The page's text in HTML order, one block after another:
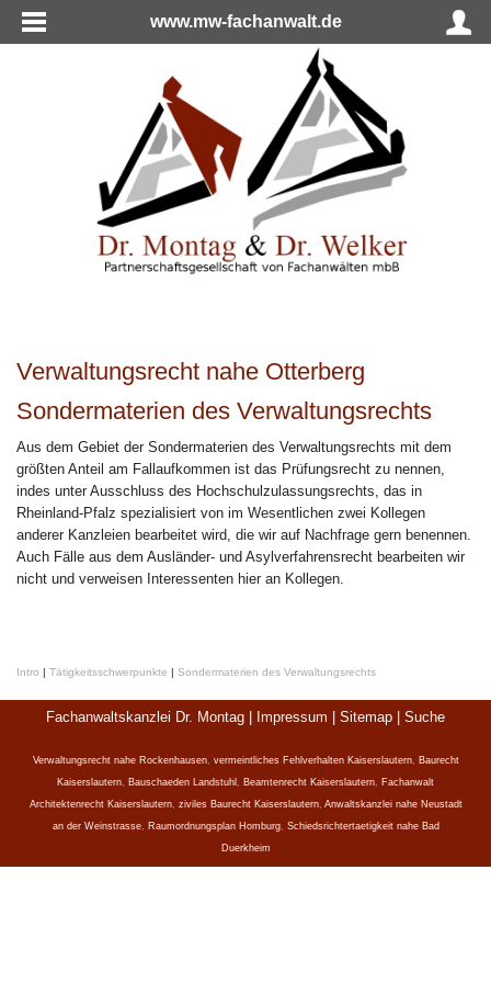
www.mw-fachanwalt.de
Verwaltungsrecht nahe Otterberg
Sondermaterien des Verwaltungsrechts
Aus dem Gebiet der Sondermaterien des Verwaltungsrechts mit dem
größten Anteil am Fallaufkommen ist das Prüfungsrecht zu nennen,
indes unter Ausschluss des Hochschulzulassungsrechts, das in
Rheinland-Pfalz spezialisiert von im Wesentlichen zwei Kollegen
anderer Kanzleien bearbeitet wird, die wir auf Nachfrage gern benennen.
Auch Fälle aus dem Ausländer- und Asylverfahrensrecht bearbeiten wir
nicht und verweisen Interessenten hier an Kollegen.
Intro | Tätigkeitsschwerpunkte | Sondermaterien des Verwaltungsrechts
Fachanwaltskanzlei Dr. Montag | Impressum Sitemap Suche
Verwaltungsrecht nahe Rockenhausen, vermeintliches Fehlverhalten Kaiserslautern, Baurecht
Kaiserslautern, Bauschaeden Landstuhl , Beamtenrecht Kaiserslautern, Fachanwalt
Architektenrecht Kaiserslautern, ziviles Baurecht Kaiserslautern, Anwaltskanzlei nahe Neustadt
an der Weinstrasse, Raumordnungsplan Homburg, Schiedsrichtertaetigkeit nahe Bad
Duerkheim